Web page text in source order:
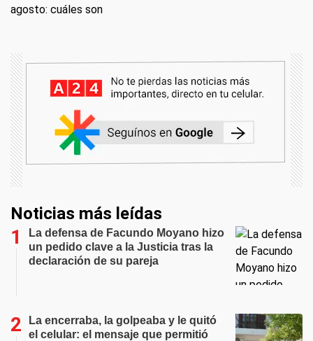
agosto: cuáles son
Noticias más leídas
La defensa de Facundo Moyano hizo
un pedido clave a la Justicia tras la
declaración de su pareja
La encerraba, la golpeaba y le quitó
el celular: el mensaje que permitió